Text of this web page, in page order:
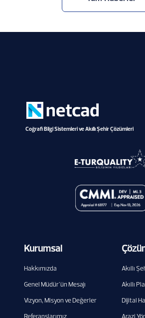
Coğrafi Bilgi Sistemleri ve Akıllı Şehir Çözümleri
Kurumsal
Hakkımızda
Genel Müdür'ün Mesajı
Vizyon, Misyon ve Değerler
Referanslarımız
Akıllı
Akıllı
Dijital
Arazi